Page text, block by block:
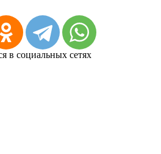
в социальных сетях